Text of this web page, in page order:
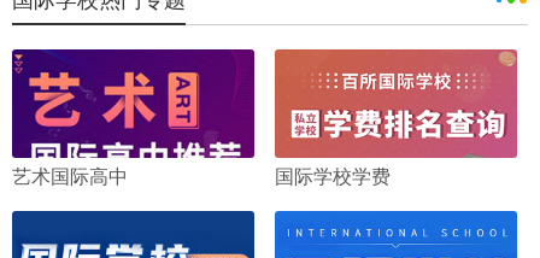
艺术国际高中 国际学校学费